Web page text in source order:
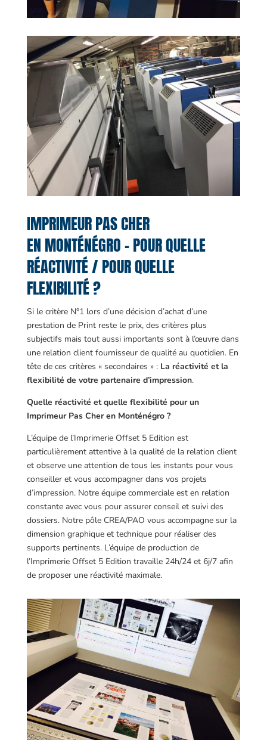
IMPRIMEUR PAS CHER
EN MONTÉNÉGRO – POUR QUELLE
RÉACTIVITÉ / POUR QUELLE
FLEXIBILITÉ ?
Si le critère N°1 lors d’une décision d’achat d’une
prestation de Print reste le prix, des critères plus
subjectifs mais tout aussi importants sont à l’œuvre dans
une relation client fournisseur de qualité au quotidien. En
tête de ces critères « secondaires » : La réactivité et la
flexibilité de votre partenaire d’impression.
Quelle réactivité et quelle flexibilité pour un
Imprimeur Pas Cher en Monténégro ?
L’équipe de l’Imprimerie Offset 5 Edition est
particulièrement attentive à la qualité de la relation client
et observe une attention de tous les instants pour vous
conseiller et vous accompagner dans vos projets
d’impression. Notre équipe commerciale est en relation
constante avec vous pour assurer conseil et suivi des
dossiers. Notre pôle CREA/PAO vous accompagne sur la
dimension graphique et technique pour réaliser des
supports pertinents. L’équipe de production de
l’Imprimerie Offset 5 Edition travaille 24h/24 et 6j/7 afin
de proposer une réactivité maximale.